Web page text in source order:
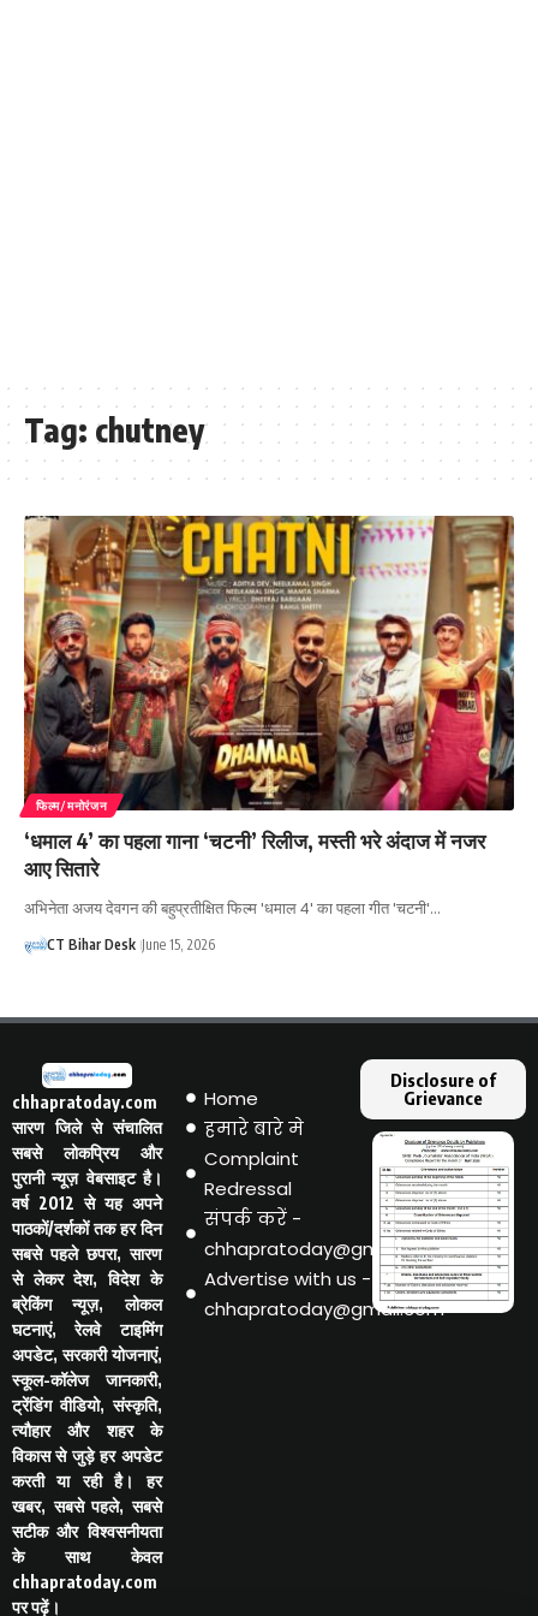
Tag: chutney
फिल्म/मनोरंजन
‘धमाल 4’ का पहला गाना ‘चटनी’ रिलीज, मस्ती भरे अंदाज में नजर
आए सितारे
अभिनेता अजय देवगन की बहुप्रतीक्षित फिल्म 'धमाल 4' का पहला गीत 'चटनी'…
CT Bihar Desk June 15, 2026
chhapratoday.com
सारण जिले से संचालित
सबसे लोकप्रिय और
पुरानी न्यूज़ वेबसाइट है।
वर्ष 2012 से यह अपने
पाठकों/दर्शकों तक हर दिन
सबसे पहले छपरा, सारण
से लेकर देश, विदेश के
ब्रेकिंग न्यूज़, लोकल
घटनाएं, रेलवे टाइमिंग
अपडेट, सरकारी योजनाएं,
स्कूल-कॉलेज जानकारी,
ट्रेंडिंग वीडियो, संस्कृति,
त्यौहार और शहर के
विकास से जुड़े हर अपडेट
करती या रही है। हर
खबर, सबसे पहले, सबसे
सटीक और विश्वसनीयता
के साथ केवल
chhapratoday.com
पर पढ़ें।
Home
हमारे बारे मे
Complaint
Redressal
संपर्क करें -
chhapratoday@gmail.com
Advertise with us -
chhapratoday@gmail.com
Disclosure of
Grievance